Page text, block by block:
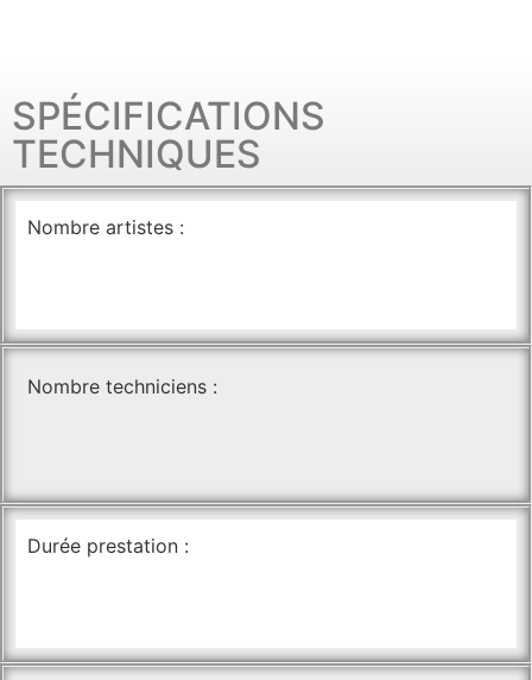
SPÉCIFICATIONS
TECHNIQUES
Nombre artistes :
Nombre techniciens :
Durée prestation :